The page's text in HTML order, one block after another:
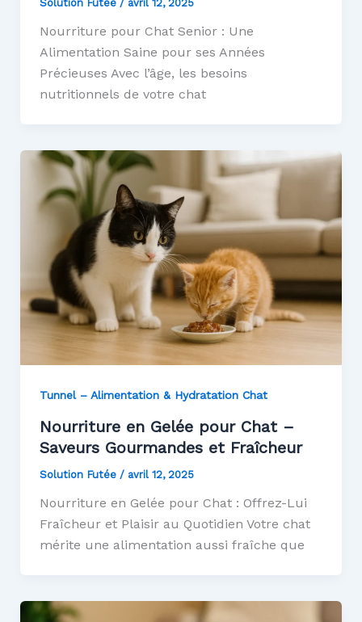
Solution Futée / avril 12, 2025
Nourriture pour Chat Senior : Une
Alimentation Saine pour ses Années
Précieuses Avec l’âge, les besoins
nutritionnels de votre chat
Tunnel – Alimentation & Hydratation Chat
Nourriture en Gelée pour Chat –
Saveurs Gourmandes et Fraîcheur
Solution Futée / avril 12, 2025
Nourriture en Gelée pour Chat : Offrez-Lui
Fraîcheur et Plaisir au Quotidien Votre chat
mérite une alimentation aussi fraîche que